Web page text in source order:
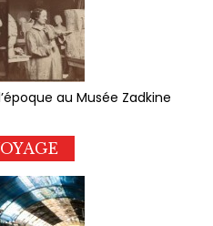
au Musée Zadkine